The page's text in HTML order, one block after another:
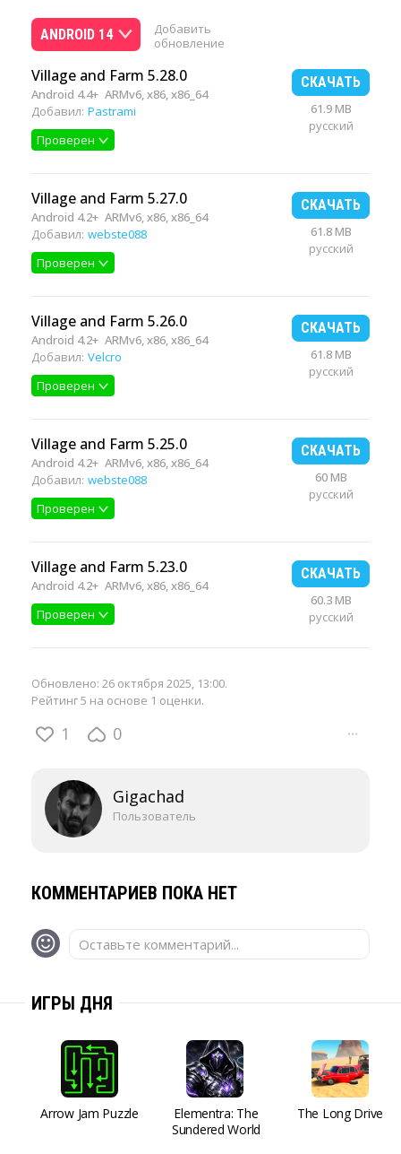
ANDROID 14
Добавить
обновление
Village and Farm 5.28.0
Android 4.4+ ARMv6, x86, x86_64
Добавил: Pastrami
Проверен
СКАЧАТЬ
61.9 MB
русский
Village and Farm 5.27.0
Android 4.2+ ARMv6, x86, x86_64
Добавил: webste088
Проверен
СКАЧАТЬ
61.8 MB
русский
Village and Farm 5.26.0
Android 4.2+ ARMv6, x86, x86_64
Добавил: Velcro
Проверен
СКАЧАТЬ
61.8 MB
русский
Village and Farm 5.25.0
Android 4.2+ ARMv6, x86, x86_64
Добавил: webste088
Проверен
СКАЧАТЬ
60 MB
русский
Village and Farm 5.23.0
Android 4.2+ ARMv6, x86, x86_64
Проверен
СКАЧАТЬ
60.3 MB
русский
Обновлено: 26 октября 2025, 13:00.
Рейтинг 5 на основе 1 оценки.
1 0 ···
Gigachad
Пользователь
КОММЕНТАРИЕВ ПОКА НЕТ
Оставьте комментарий...
ИГРЫ ДНЯ
Arrow Jam Puzzle
Elementra: The
Sundered World
The Long Drive